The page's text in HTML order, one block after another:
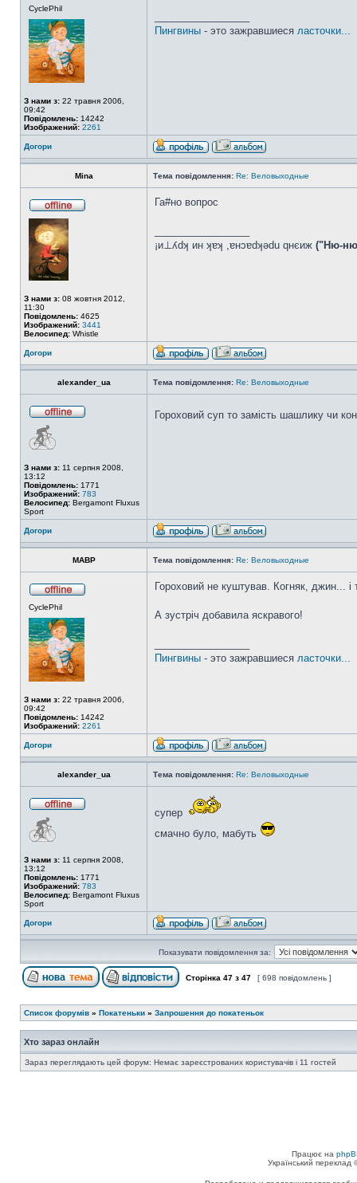
CyclePhil
З нами з: 22 травня 2006,
09:42
Повідомлень: 14242
Изображений: 2261
Пингвины - это зажравшиеся ласточки...
Догори
Mina Тема повідомлення: Re: Веловыходные
З нами з: 08 жовтня 2012,
11:30
Повідомлень: 4625
Изображений: 3441
Велосипед: Whistle
Га#но вопрос
¡и⊥ʎdʞ ин ʞɐʞ ,ɐнɔɐdʞǝdu qнєиж ("Ню-
Догори
alexander_ua Тема повідомлення: Re: Веловыходные
З нами з: 11 серпня 2008,
13:12
Повідомлень: 1771
Изображений: 783
Велосипед: Bergamont Fluxus
Sport
Гороховий суп то замість шашлику чи
Догори
MABP Тема повідомлення: Re: Веловыходные
CyclePhil
З нами з: 22 травня 2006,
09:42
Повідомлень: 14242
Изображений: 2261
Гороховий не куштував. Когняк, джин... і
А зустріч добавила яскравого!
Пингвины - это зажравшиеся ласточки...
Догори
alexander_ua Тема повідомлення: Re: Веловыходные
З нами з: 11 серпня 2008,
13:12
Повідомлень: 1771
Изображений: 783
Велосипед: Bergamont Fluxus
Sport
супер
смачно було, мабуть
Догори
Показувати повідомлення за:
Сторінка 47 з 47 [ 698 повідомлень ]
Список форумів » Покатеньки » Запрошення до покатеньок
Хто зараз онлайн
Зараз переглядають цей форум: Немає зареєстрованих користувачів і 11 гостей
Працює на
Український